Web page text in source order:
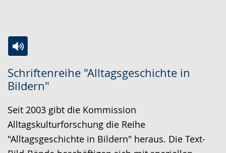
Schriftenreihe "Alltagsgeschichte in
Bildern"
Leichten
Sprache
wechseln.
Audio-
Unterstützung.
Video
in
Deutscher
Gebärdensprache
wird
angezeigt.
Seit 2003 gibt die Kommission
Alltagskulturforschung die Reihe
"Alltagsgeschichte in Bildern" heraus. Die Text-